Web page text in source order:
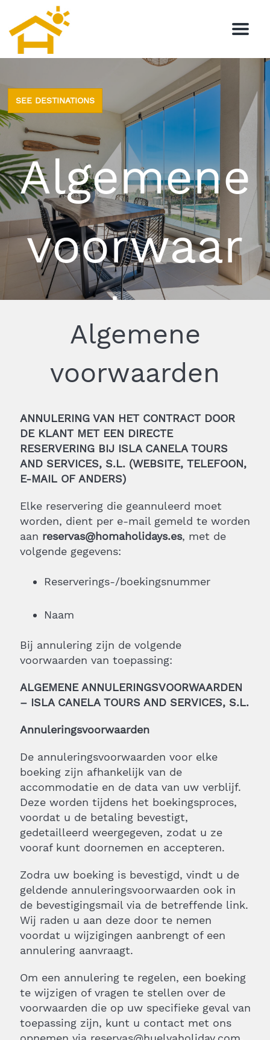
M
SEE DESTINATIONS
Algemene
voorwaar
den
Algemene
voorwaarden
ANNULERING VAN HET CONTRACT DOOR
DE KLANT MET EEN DIRECTE
RESERVERING BIJ ISLA CANELA TOURS
AND SERVICES, S.L. (WEBSITE, TELEFOON,
E-MAIL OF ANDERS)
Elke reservering die geannuleerd moet
worden, dient per e-mail gemeld te worden
aan reservas@homaholidays.es, met de
volgende gegevens:
Reserverings-/boekingsnummer
Naam
Bij annulering zijn de volgende
voorwaarden van toepassing:
ALGEMENE ANNULERINGSVOORWAARDEN
– ISLA CANELA TOURS AND SERVICES, S.L.
Annuleringsvoorwaarden
De annuleringsvoorwaarden voor elke
boeking zijn afhankelijk van de
accommodatie en de data van uw verblijf.
Deze worden tijdens het boekingsproces,
voordat u de betaling bevestigt,
gedetailleerd weergegeven, zodat u ze
vooraf kunt doornemen en accepteren.
Zodra uw boeking is bevestigd, vindt u de
geldende annuleringsvoorwaarden ook in
de bevestigingsmail via de betreffende link.
Wij raden u aan deze door te nemen
voordat u wijzigingen aanbrengt of een
annulering aanvraagt.
Om een annulering te regelen, een boeking
te wijzigen of vragen te stellen over de
voorwaarden die op uw specifieke geval van
toepassing zijn, kunt u contact met ons